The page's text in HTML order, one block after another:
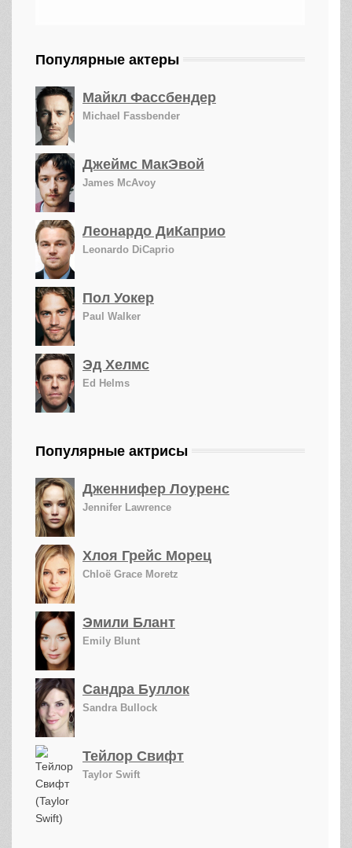
Популярные актеры
Майкл Фассбендер
Michael Fassbender
Джеймс МакЭвой
James McAvoy
Леонардо ДиКаприо
Leonardo DiCaprio
Пол Уокер
Paul Walker
Эд Хелмс
Ed Helms
Популярные актрисы
Дженнифер Лоуренс
Jennifer Lawrence
Хлоя Грейс Морец
Chloë Grace Moretz
Эмили Блант
Emily Blunt
Сандра Буллок
Sandra Bullock
Тейлор Свифт
Taylor Swift